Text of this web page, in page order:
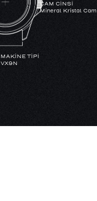
MAKİNE TİPİ
VX9N
CAM CİNSİ
Mineral Kristal Cam